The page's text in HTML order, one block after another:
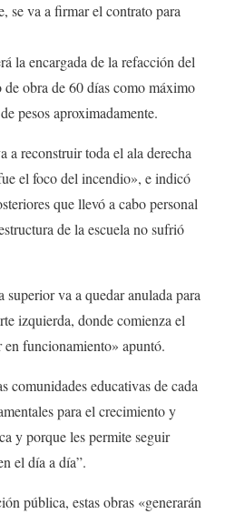
se va a firmar el contrato para
la encargada de la refacción del
obra de 60 días como máximo
pesos aproximadamente.
a reconstruir toda el ala derecha
el foco del incendio», e indicó
que llevó a cabo personal
de la escuela no sufrió
superior va a quedar anulada para
izquierda, donde comienza el
funcionamiento» apuntó.
comunidades educativas de cada
para el crecimiento y
y porque les permite seguir
el día a día”.
pública, estas obras «generarán